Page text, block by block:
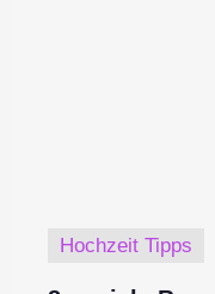
Hochzeit Tipps